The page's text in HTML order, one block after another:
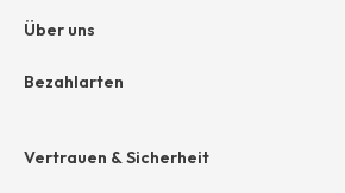
AGB
Datenschutz
Größentabelle
Über uns
Unternehmen
Bezahlarten
Amazon Pay
Vertrauen & Sicherheit